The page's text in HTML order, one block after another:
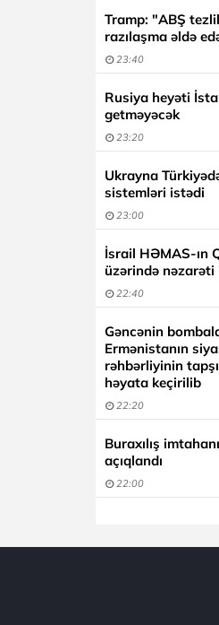
Tramp: "ABŞ
razılaşma əldə
23:40
Rusiya heyəti
getməyəcək
23:20
Ukrayna
sistemləri istədi
23:00
İsrail HƏMAS-ın
üzərində
22:40
Gəncənin
Ermənistanın
rəhbərliyinin
həyata keçirilib
22:20
Buraxılış
açıqlandı
22:00